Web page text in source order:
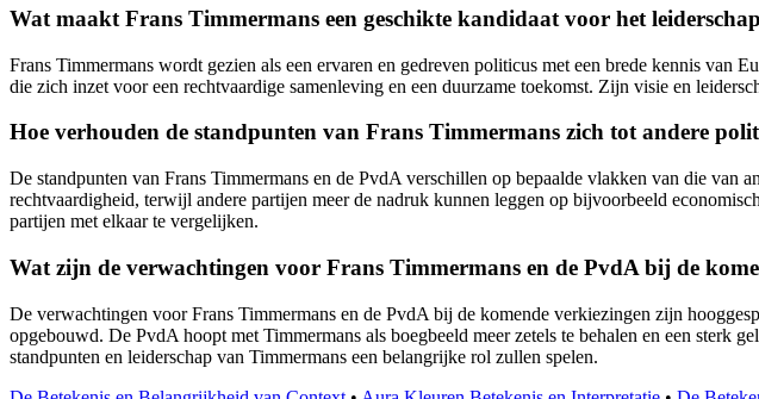
Wat maakt Frans Timmermans een geschikte kandidaat voor het
Frans Timmermans wordt gezien als een ervaren en gedreven politicus met een brede kennis van
die zich inzet voor een rechtvaardige samenleving en een duurzame toekomst. Zijn visie en
Hoe verhouden de standpunten van Frans Timmermans zich tot andere
De standpunten van Frans Timmermans en de PvdA verschillen op bepaalde vlakken van die
rechtvaardigheid, terwijl andere partijen meer de nadruk kunnen leggen op bijvoorbeeld
partijen met elkaar te vergelijken.
Wat zijn de verwachtingen voor Frans Timmermans en de PvdA bij de
De verwachtingen voor Frans Timmermans en de PvdA bij de komende verkiezingen zijn
opgebouwd. De PvdA hoopt met Timmermans als boegbeeld meer zetels te behalen en een sterk
standpunten en leiderschap van Timmermans een belangrijke rol zullen spelen.